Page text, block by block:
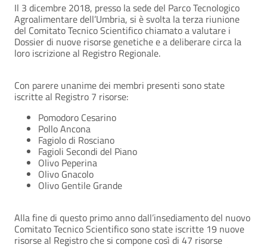
Il 3 dicembre 2018, presso la sede del Parco Tecnologico
Agroalimentare dell’Umbria, si è svolta la terza riunione
del Comitato Tecnico Scientifico chiamato a valutare i
Dossier di nuove risorse genetiche e a deliberare circa la
loro iscrizione al Registro Regionale.
Con parere unanime dei membri presenti sono state
iscritte al Registro 7 risorse:
Pomodoro Cesarino
Pollo Ancona
Fagiolo di Rosciano
Fagioli Secondi del Piano
Olivo Peperina
Olivo Gnacolo
Olivo Gentile Grande
Alla fine di questo primo anno dall’insediamento del nuovo
Comitato Tecnico Scientifico sono state iscritte 19 nuove
risorse al Registro che si compone così di 47 risorse